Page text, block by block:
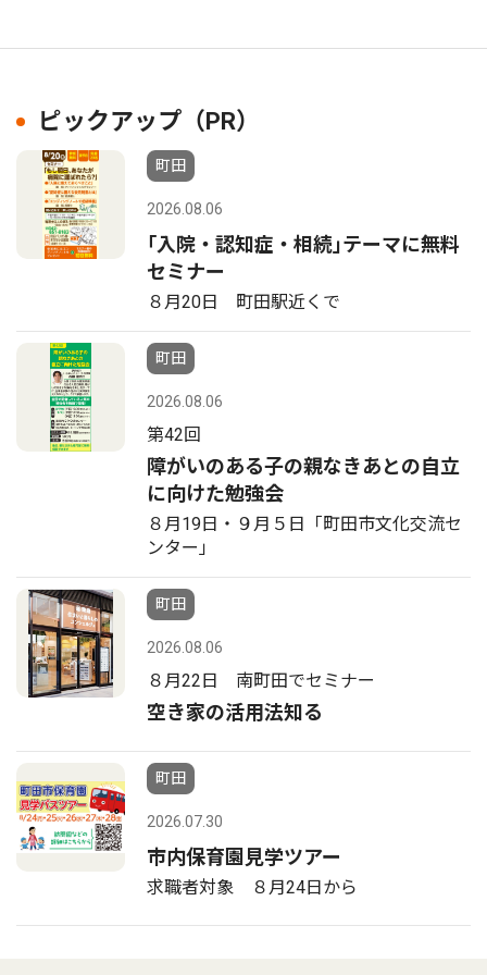
ピックアップ（PR）
町田
2026.08.06
｢入院・認知症・相続｣テーマに無料
セミナー
８月20日 町田駅近くで
町田
2026.08.06
第42回
障がいのある子の親なきあとの自立
に向けた勉強会
８月19日・９月５日「町田市文化交流セ
ンター」
町田
2026.08.06
８月22日 南町田でセミナー
空き家の活用法知る
町田
2026.07.30
市内保育園見学ツアー
求職者対象 ８月24日から